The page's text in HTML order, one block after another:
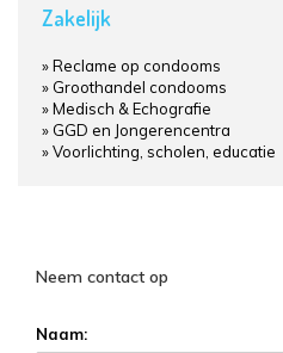
Zakelijk
Reclame op condooms
Groothandel condooms
Medisch & Echografie
GGD en Jongerencentra
Voorlichting, scholen, educatie
Neem contact op
Naam: